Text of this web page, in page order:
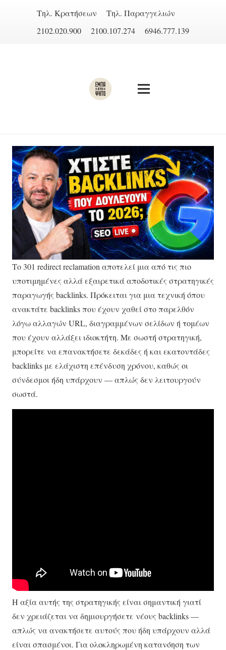
Τηλ. Κρατήσεων
Τηλ. Παραγγελιών
2102.020.900
2100.107.274 6946.777.139
Το 301 redirect reclamation αποτελεί μια από τις πιο
υποτιμημένες αλλά εξαιρετικά αποδοτικές στρατηγικές
παραγωγής backlinks. Πρόκειται για μια τεχνική όπου
ανακτάτε backlinks που έχουν χαθεί στο παρελθόν
λόγω αλλαγών URL, διαγραμμένων σελίδων ή τομέων
που έχουν αλλάξει ιδιοκτήτη. Με σωστή στρατηγική,
μπορείτε να επανακτήσετε δεκάδες ή και εκατοντάδες
backlinks με ελάχιστη επένδυση χρόνου, καθώς οι
σύνδεσμοι ήδη υπάρχουν — απλώς δεν λειτουργούν
σωστά.
Η αξία αυτής της στρατηγικής είναι σημαντική γιατί
δεν χρειάζεται να δημιουργήσετε νέους backlinks —
απλώς να ανακτήσετε αυτούς που ήδη υπάρχουν αλλά
είναι σπασμένοι. Για ολοκληρωμένη κατανόηση των